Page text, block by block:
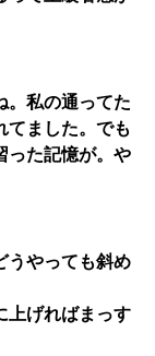
。私の通ってた
てました。でも
った記憶が。や
うやっても斜め
上げればまっす